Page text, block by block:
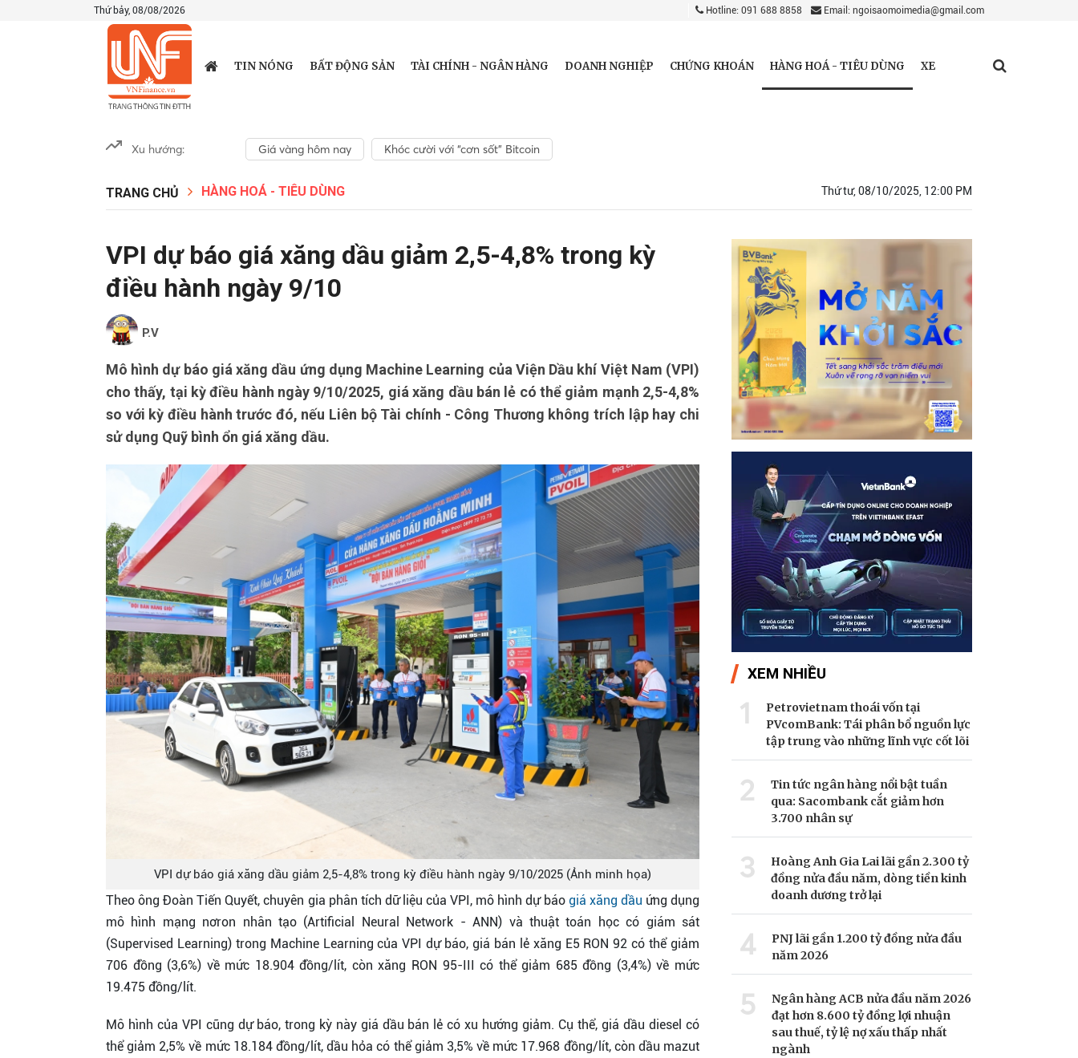
Thứ bảy, 08/08/2026 Hotline: 091 688 8858 Email: ngoisaomoimedia@gmail.com
TIN NÓNG BẤT ĐỘNG SẢN TÀI CHÍNH - NGÂN HÀNG DOANH NGHIỆP CHỨNG KHOÁN HÀNG HOÁ - TIÊU DÙNG XE
Xu hướng: Giá vàng hôm nay Khóc cười với “cơn sốt” Bitcoin
TRANG CHỦ HÀNG HOÁ - TIÊU DÙNG Thứ tư, 08/10/2025, 12:00 PM
VPI dự báo giá xăng dầu giảm 2,5-4,8% trong kỳ
điều hành ngày 9/10
P.V
Mô hình dự báo giá xăng dầu ứng dụng Machine Learning của Viện Dầu khí Việt Nam (VPI)
cho thấy, tại kỳ điều hành ngày 9/10/2025, giá xăng dầu bán lẻ có thể giảm mạnh 2,5-4,8%
so với kỳ điều hành trước đó, nếu Liên bộ Tài chính - Công Thương không trích lập hay chi
sử dụng Quỹ bình ổn giá xăng dầu.
VPI dự báo giá xăng dầu giảm 2,5-4,8% trong kỳ điều hành ngày 9/10/2025 (Ảnh minh họa)
Theo ông Đoàn Tiến Quyết, chuyên gia phân tích dữ liệu của VPI, mô hình dự báo giá xăng dầu ứng dụng
mô hình mạng nơron nhân tạo (Artificial Neural Network - ANN) và thuật toán học có giám sát
(Supervised Learning) trong Machine Learning của VPI dự báo, giá bán lẻ xăng E5 RON 92 có thể giảm
706 đồng (3,6%) về mức 18.904 đồng/lít, còn xăng RON 95-III có thể giảm 685 đồng (3,4%) về mức
19.475 đồng/lít.
Mô hình của VPI cũng dự báo, trong kỳ này giá dầu bán lẻ có xu hướng giảm. Cụ thể, giá dầu diesel có
thể giảm 2,5% về mức 18.184 đồng/lít, dầu hỏa có thể giảm 3,5% về mức 17.968 đồng/lít, còn dầu mazut
XEM NHIỀU
1
Petrovietnam thoái vốn tại
PVcomBank: Tái phân bổ nguồn lực
tập trung vào những lĩnh vực cốt lõi
2
Tin tức ngân hàng nổi bật tuần
qua: Sacombank cắt giảm hơn
3.700 nhân sự
3
Hoàng Anh Gia Lai lãi gần 2.300 tỷ
đồng nửa đầu năm, dòng tiền kinh
doanh dương trở lại
4
PNJ lãi gần 1.200 tỷ đồng nửa đầu
năm 2026
5
Ngân hàng ACB nửa đầu năm 2026
đạt hơn 8.600 tỷ đồng lợi nhuận
sau thuế, tỷ lệ nợ xấu thấp nhất
ngành